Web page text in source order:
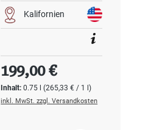
Kalifornien
Inhalt:0.75 l(265,33 € / 1 l)
Regulärer Preis:
199,00 €
inkl. MwSt. zzgl. Versandkosten